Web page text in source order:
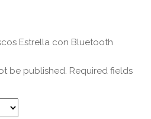
Estrella con Bluetooth
be published. Required fields